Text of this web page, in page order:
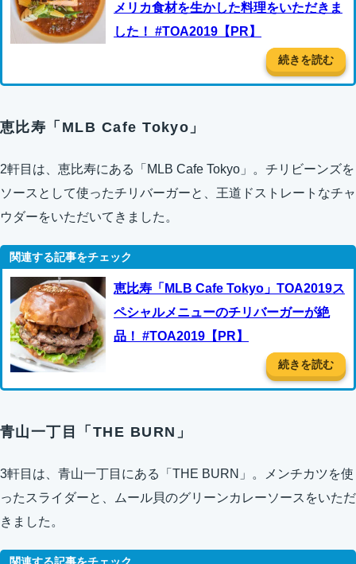
メリカ食材を生かした料理をいただきま
した！ #TOA2019【PR】
続きを読む
恵比寿「MLB Cafe Tokyo」
2軒目は、恵比寿にある「MLB Cafe Tokyo」。チリビーンズを
ソースとして使ったチリバーガーと、王道ドストレートなチャ
ウダーをいただいてきました。
恵比寿「MLB Cafe Tokyo」TOA2019ス
ペシャルメニューのチリバーガーが絶
品！ #TOA2019【PR】
続きを読む
青山一丁目「THE BURN」
3軒目は、青山一丁目にある「THE BURN」。メンチカツを使
ったスライダーと、ムール貝のグリーンカレーソースをいただ
きました。